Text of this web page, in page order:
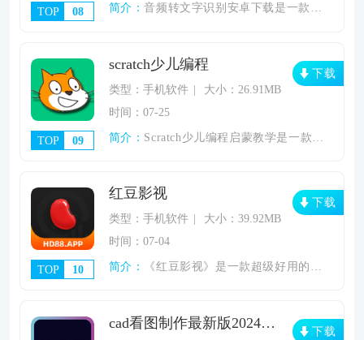
TOP 08
简介：音频转文字识别安卓下载是一款高效便捷的语
TOP 09
scratch少儿编程
类型：手机软件
大小：26.91MB
时间：07-25
简介： Scratch少儿编程启蒙教学是一款专为
下载
TOP 10
红豆影视
类型：手机软件
大小：39.92MB
时间：07-04
简介：
《红豆影视》是一款超级好用的追剧软件，这
下载
cad看图制作最新版2024下载v1.0.0
下载